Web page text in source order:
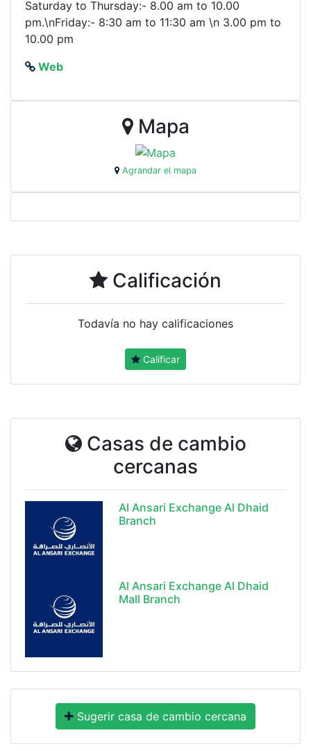
Saturday to Thursday:- 8.00 am to 10.00
pm.\nFriday:- 8:30 am to 11:30 am \n 3.00 pm to
10.00 pm
Web
Mapa
Agrandar el mapa
Calificación
Todavía no hay calificaciones
Calificar
Casas de cambio
cercanas
Al Ansari Exchange Al Dhaid
Branch
Al Ansari Exchange Al Dhaid
Mall Branch
Sugerir casa de cambio cercana